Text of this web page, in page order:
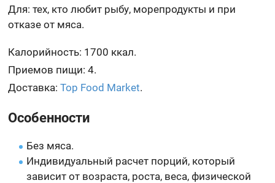
Для: тех, кто любит рыбу, морепродукты и при
отказе от мяса.
Калорийность: 1700 ккал.
Приемов пищи: 4.
Доставка:Top Food Market.
Особенности
Без мяса.
Индивидуальный расчет порций, который
зависит от возраста, роста, веса, физической